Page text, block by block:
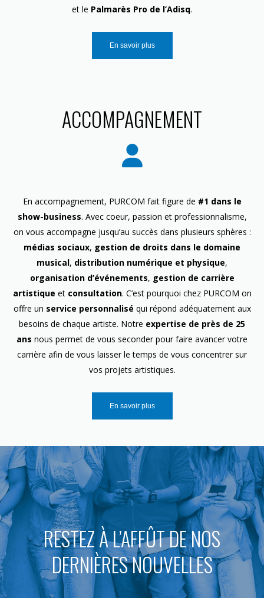
et le Palmarès Pro de l’Adisq.
En savoir plus
ACCOMPAGNEMENT
En accompagnement, PURCOM fait figure de #1 dans le
show-business. Avec coeur, passion et professionnalisme,
on vous accompagne jusqu’au succès dans plusieurs sphères :
médias sociaux, gestion de droits dans le domaine
musical, distribution numérique et physique,
organisation d’événements, gestion de carrière
artistique etconsultation. C’est pourquoi chez PURCOM on
offre un service personnalisé qui répond adéquatement aux
besoins de chaque artiste. Notre expertise de près de 25
ans nous permet de vous seconder pour faire avancer votre
carrière afin de vous laisser le temps de vous concentrer sur
vos projets artistiques.
En savoir plus
RESTEZ À L’AFFÛT DE NOS
DERNIÈRES NOUVELLES